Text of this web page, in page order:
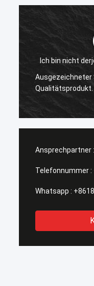
Ansprechpartner :
Telefonnummer :
Whatsapp :